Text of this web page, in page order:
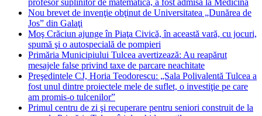
Nou brevet de invenţie obţinut de Universitatea „Dunărea de
Jos” din Galaţi
Moş Crăciun ajunge în Piaţa Civică, în această vară, cu jocuri,
spumă şi o autospecială de pompieri
Primăria Municipiului Tulcea avertizează: Au reapărut
mesajele false privind taxe de parcare neachitate
Preşedintele CJ, Horia Teodorescu: „Sala Polivalentă Tulcea a
fost unul dintre proiectele mele de suflet, o investiţie pe care
am promis-o tulcenilor”
Primul centru de zi şi recuperare pentru seniori construit de la